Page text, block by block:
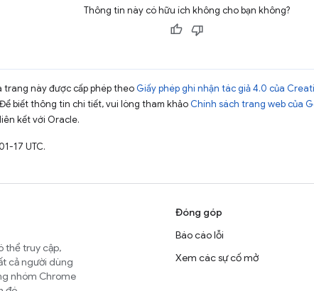
Thông tin này có hữu ích không cho bạn không?
trang này được cấp phép theo Giấy phép ghi nhận tác giả 4.0 của
biết thông tin chi tiết, vui lòng tham khảo Chính sách trang web của
kết với Oracle.
17 UTC.
thể truy cập,
cả người dùng
nhóm Chrome
Đóng góp
Báo cáo lỗi
Xem các sự cố mở